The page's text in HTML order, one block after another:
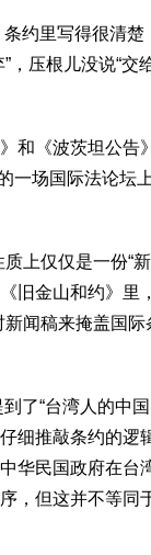
约里写得很清楚
压根儿没说“交
和《波茨坦公告
一场国际法论坛
上仅仅是一份“
旧金山和约》里
闻稿来掩盖国际
了“台湾人的中
细推敲条约的逻
华民国政府在台
，但这并不等同